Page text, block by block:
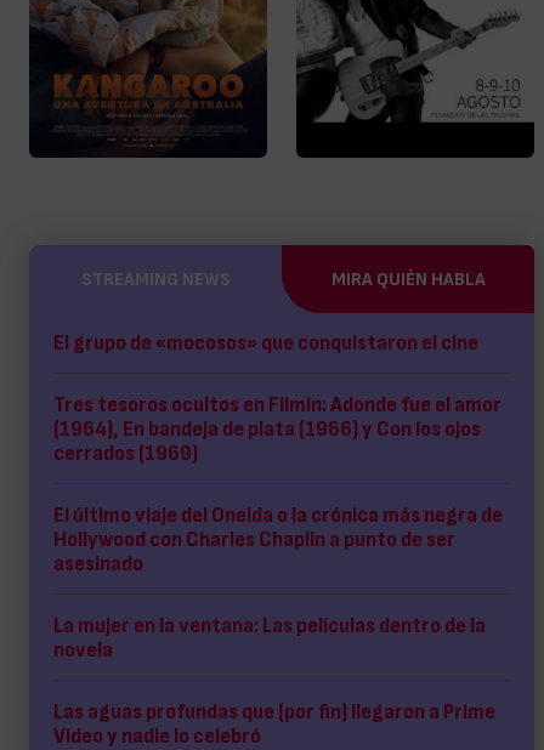
STREAMING NEWS MIRA QUIÉN HABLA
El grupo de «mocosos» que conquistaron el cine
Tres tesoros ocultos en Filmin: Adonde fue el amor
(1964), En bandeja de plata (1966) y Con los ojos
cerrados (1969)
El último viaje del Oneida o la crónica más negra de
Hollywood con Charles Chaplin a punto de ser
asesinado
La mujer en la ventana: Las películas dentro de la
novela
Las aguas profundas que (por fin) llegaron a Prime
Video y nadie lo celebró